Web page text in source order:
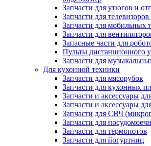
Запчасти для утюгов и
Запчасти для
Запчасти для мобильных
Запчасти для
Запасные части для
Пульты дистанционного
Запчасти для
Для кухонной техники
Запчасти для мясорубок
Запчасти для кухонных
Запчасти и аксессуары
Запчасти и аксессуары
Запчасти для СВЧ
Запчасти для
Запчасти для термопотов
Запчасти для йогуртниц